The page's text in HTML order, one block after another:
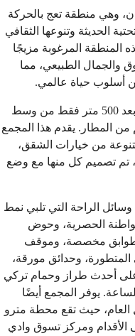
وهي منطقة تعج بالحركة
الحديثة وتنوعها الثقافي
المنطقة المرغوبة مزيجًا
والجمال الطبيعي، مما
عن أسلوب حياة عالمي.
نقدم أحدث مشاريعنا، بموقع مثالي على بعد 500 متر فقط من وسط
و7 كم من أقرب شاطئ، و35 كم من المطار. يقدم هذا المجمع
مجموعة متنوعة من خيارات الشقق،
واحدة إلى 4 غرف نوم، تم تصميم كل منها مع وضع
الراحة التي تلبي نمط
الحصرية، وحوض
طوابق مخصصة، وموقف
المتطورة، وحدائق مورقة،
أحدث طراز وحمام تركي
يوفر المجمع أيضًا
العام، حيث تقع محطة مترو
سيرًا على الأقدام ومركز تسوق وادي